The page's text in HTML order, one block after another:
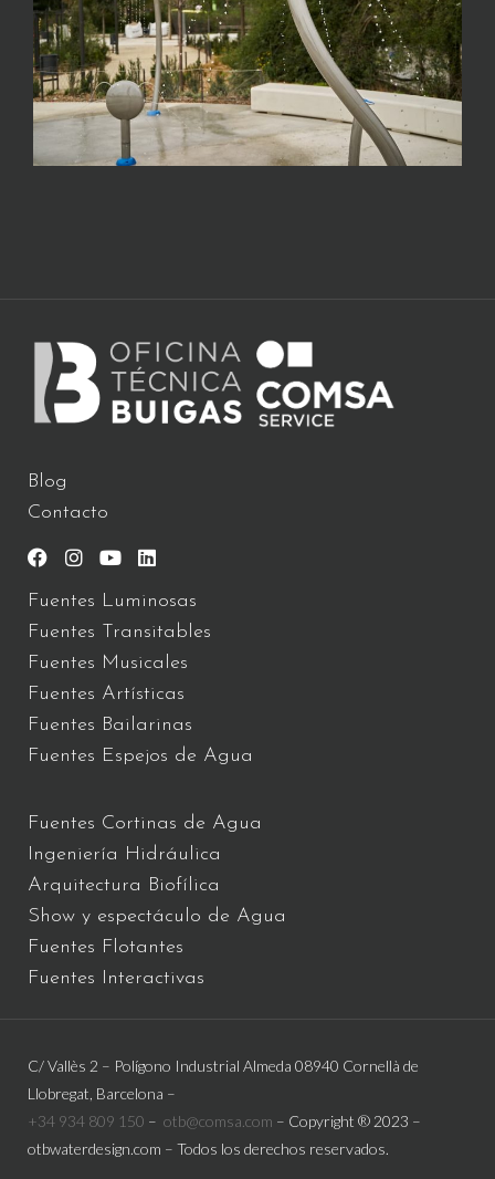
Blog
Contacto
Fuentes Luminosas
Fuentes Transitables
Fuentes Musicales
Fuentes Artísticas
Fuentes Bailarinas
Fuentes Espejos de Agua
Fuentes Cortinas de Agua
Ingeniería Hidráulica
Arquitectura Biofílica
Show y espectáculo de Agua
Fuentes Flotantes
Fuentes Interactivas
C/ Vallès 2 – Polígono Industrial Almeda 08940 Cornellà de
Llobregat, Barcelona –
+34 934 809 150 – otb@comsa.com – Copyright ® 2023 –
otbwaterdesign.com – Todos los derechos reservados.